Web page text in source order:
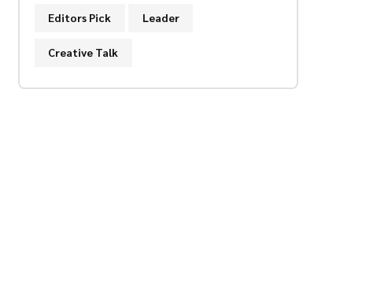
Editors Pick Leader
Creative Talk